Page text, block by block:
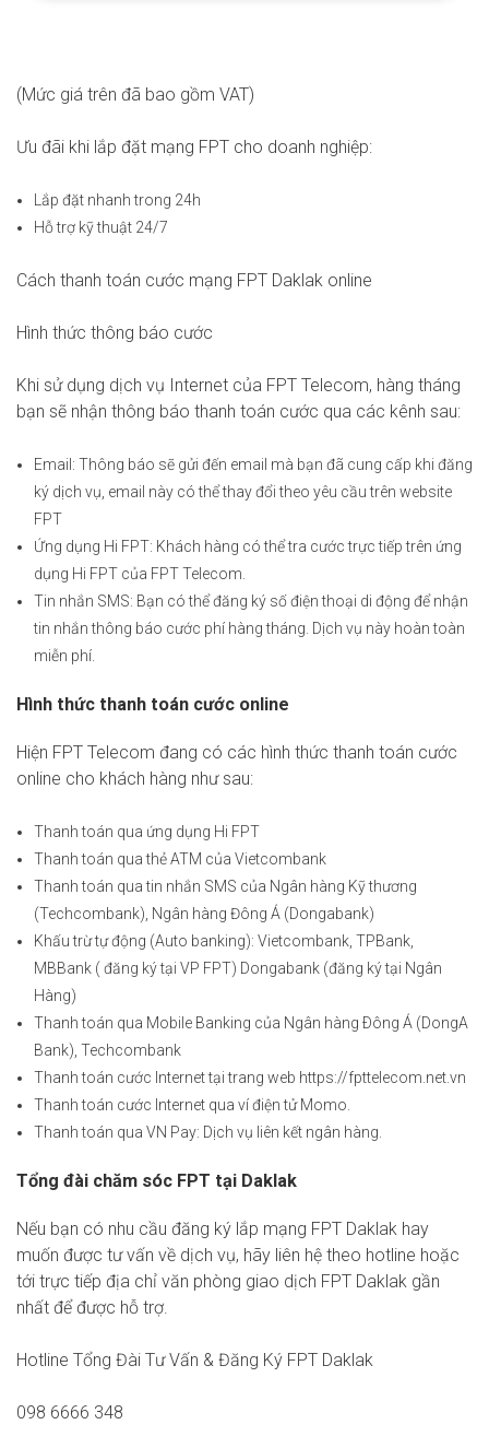
(Mức giá trên đã bao gồm VAT)
Ưu đãi khi lắp đặt mạng FPT cho doanh nghiệp:
Lắp đặt nhanh trong 24h
Hỗ trợ kỹ thuật 24/7
Cách thanh toán cước mạng FPT Daklak online
Hình thức thông báo cước
Khi sử dụng dịch vụ Internet của FPT Telecom, hàng tháng
bạn sẽ nhận thông báo thanh toán cước qua các kênh sau:
Email: Thông báo sẽ gửi đến email mà bạn đã cung cấp khi đăng
ký dịch vụ, email này có thể thay đổi theo yêu cầu trên website
FPT
Ứng dụng Hi FPT: Khách hàng có thể tra cước trực tiếp trên ứng
dụng Hi FPT của FPT Telecom.
Tin nhắn SMS: Bạn có thể đăng ký số điện thoại di động để nhận
tin nhắn thông báo cước phí hàng tháng. Dịch vụ này hoàn toàn
miễn phí.
Hình thức thanh toán cước online
Hiện FPT Telecom đang có các hình thức thanh toán cước
online cho khách hàng như sau:
Thanh toán qua ứng dụng Hi FPT
Thanh toán qua thẻ ATM của Vietcombank
Thanh toán qua tin nhắn SMS của Ngân hàng Kỹ thương
(Techcombank), Ngân hàng Đông Á (Dongabank)
Khấu trừ tự động (Auto banking): Vietcombank, TPBank,
MBBank ( đăng ký tại VP FPT) Dongabank (đăng ký tại Ngân
Hàng)
Thanh toán qua Mobile Banking của Ngân hàng Ðông Á (DongA
Bank), Techcombank
Thanh toán cước Internet tại trang web https://fpttelecom.net.vn
Thanh toán cước Internet qua ví điện tử Momo.
Thanh toán qua VN Pay: Dịch vụ liên kết ngân hàng.
Tổng đài chăm sóc FPT tại Daklak
Nếu bạn có nhu cầu đăng ký lắp mạng FPT Daklak hay
muốn được tư vấn về dịch vụ, hãy liên hệ theo hotline hoặc
tới trực tiếp địa chỉ văn phòng giao dịch FPT Daklak gần
nhất để được hỗ trợ.
Hotline Tổng Đài Tư Vấn & Đăng Ký FPT Daklak
098 6666 348